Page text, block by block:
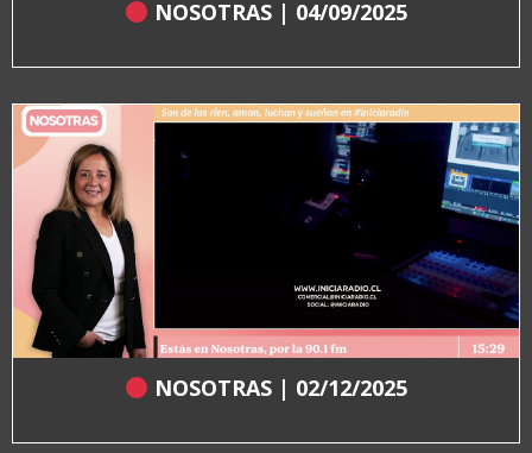
NOSOTRAS | 04/09/2025
NOSOTRAS | 02/12/2025